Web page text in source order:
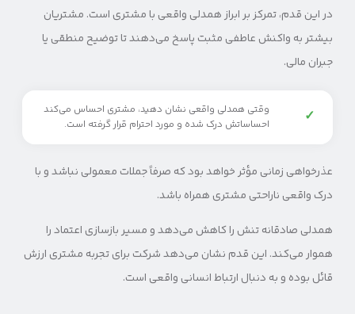
در این قدم، تمرکز بر ابراز همدلی واقعی با مشتری است. مشتریان
بیشتر به واکنش عاطفی مثبت پاسخ می‌دهند تا توضیح منطقی یا
جبران مالی.
✓
وقتی همدلی واقعی نشان دهید، مشتری احساس می‌کند
احساساتش درک شده و مورد احترام قرار گرفته است.
عذرخواهی زمانی مؤثر خواهد بود که صرفاً جملات معمولی نباشد و با
درک واقعی ناراحتی مشتری همراه باشد.
همدلی صادقانه تنش را کاهش می‌دهد و مسیر بازسازی اعتماد را
هموار می‌کند. این قدم نشان می‌دهد شرکت برای تجربه مشتری ارزش
قائل بوده و به دنبال ارتباط انسانی واقعی است.